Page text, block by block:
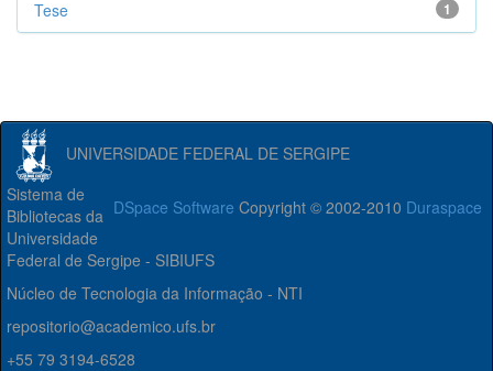
1
Tese
UNIVERSIDADE FEDERAL DE SERGIPE
DSpace Software Copyright © 2002-2010 Duraspace
Sistema de
Bibliotecas da
Universidade
Federal de Sergipe - SIBIUFS
Núcleo de Tecnologia da Informação - NTI
repositorio@academico.ufs.br
+55 79 3194-6528